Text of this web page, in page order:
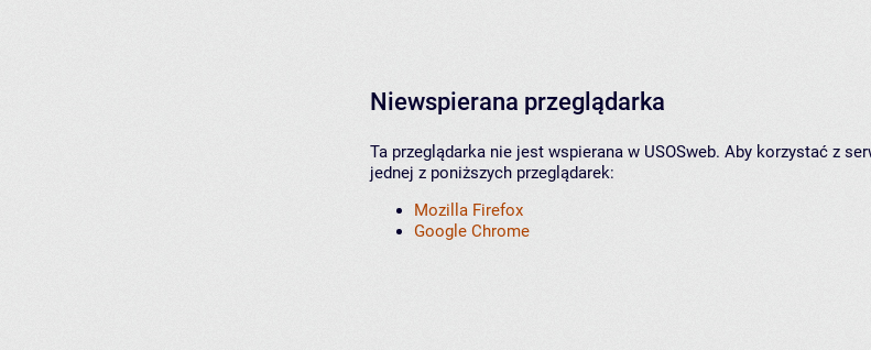
Niewspierana przeglądarka
Ta przeglądarka nie jest wspierana w USOSweb. Aby korzystać z
jednej z poniższych przeglądarek:
Mozilla Firefox
Google Chrome